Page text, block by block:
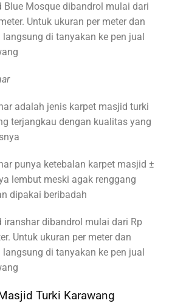
Blue Mosque dibandrol mulai dari
Untuk ukuran per meter dan
di tanyakan ke pen jual
adalah jenis karpet masjid turki
terjangkau dengan kualitas yang
punya ketebalan karpet masjid ±
lembut meski agak renggang
dipakai beribadah
iranshar dibandrol mulai dari Rp
Untuk ukuran per meter dan
di tanyakan ke pen jual
Turki Karawang